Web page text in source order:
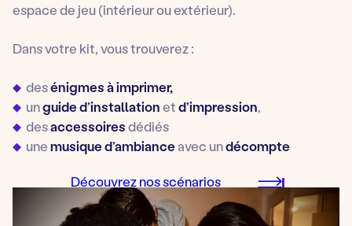
espace de jeu (intérieur ou extérieur).
Dans votre kit, vous trouverez :
desénigmes à imprimer,
unguide d’installationetd’impression,
desaccessoiresdédiés
unemusique d’ambianceavec undécompte
Découvrez nos scénarios